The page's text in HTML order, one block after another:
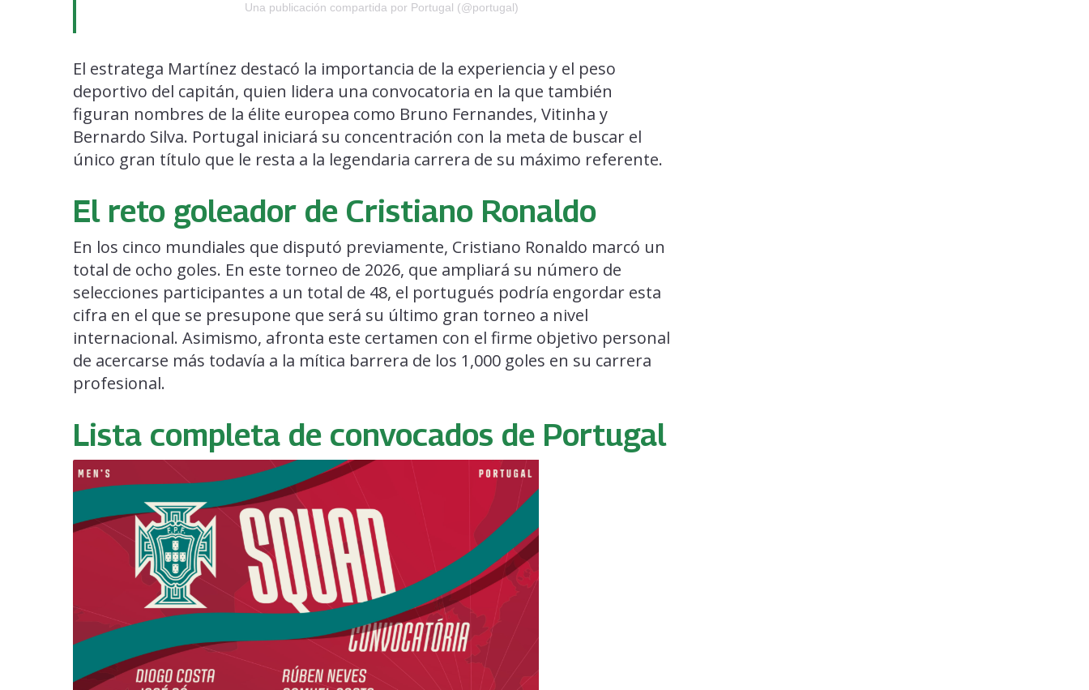
Una publicación compartida por Portugal (@portugal)
El estratega Martínez destacó la importancia de la experiencia y el peso
deportivo del capitán, quien lidera una convocatoria en la que también
figuran nombres de la élite europea como Bruno Fernandes, Vitinha y
Bernardo Silva. Portugal iniciará su concentración con la meta de buscar el
único gran título que le resta a la legendaria carrera de su máximo referente.
El reto goleador de Cristiano Ronaldo
En los cinco mundiales que disputó previamente, Cristiano Ronaldo marcó un
total de ocho goles. En este torneo de 2026, que ampliará su número de
selecciones participantes a un total de 48, el portugués podría engordar esta
cifra en el que se presupone que será su último gran torneo a nivel
internacional. Asimismo, afronta este certamen con el firme objetivo personal
de acercarse más todavía a la mítica barrera de los 1,000 goles en su carrera
profesional.
Lista completa de convocados de Portugal